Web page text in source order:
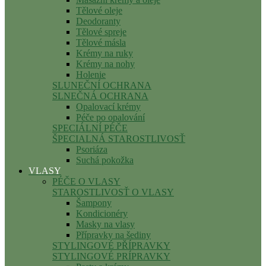
Tělové oleje
Deodoranty
Tělové spreje
Tělové másla
Krémy na ruky
Krémy na nohy
Holenie
SLUNEČNÍ OCHRANA
SLNEČNÁ OCHRANA
Opalovací krémy
Péče po opalování
SPECIÁLNÍ PÉČE
ŠPECIALNÁ STAROSTLIVOSŤ
Psoriáza
Suchá pokožka
VLASY
PÉČE O VLASY
STAROSTLIVOSŤ O VLASY
Šampony
Kondicionéry
Masky na vlasy
Přípravky na šediny
STYLINGOVÉ PŘÍPRAVKY
STYLINGOVÉ PRÍPRAVKY